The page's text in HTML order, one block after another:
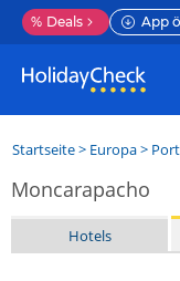
% Deals App
Startseite> Europa>
Moncarapacho
Hotels